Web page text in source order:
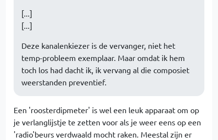
[...]
[...]
Deze kanalenkiezer is de vervanger, niet het
temp-probleem exemplaar. Maar omdat ik hem
toch los had dacht ik, ik vervang al die composiet
weerstanden preventief.
Een 'roosterdipmeter' is wel een leuk apparaat om op
je verlanglijstje te zetten voor als je weer eens op een
'radio'beurs verdwaald mocht raken. Meestal zijn er